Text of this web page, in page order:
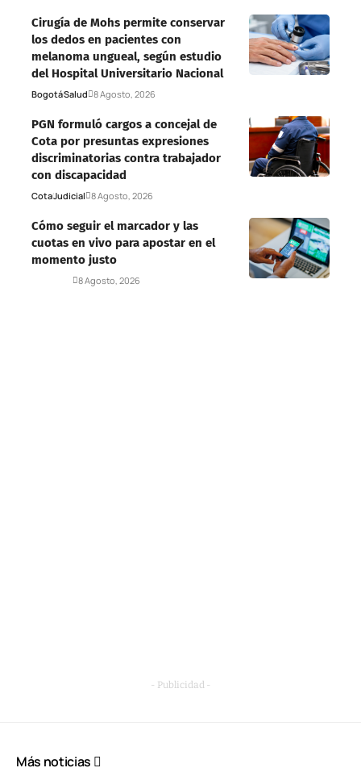
Cirugía de Mohs permite conservar
los dedos en pacientes con
melanoma ungueal, según estudio
del Hospital Universitario Nacional
BogotáSalud 8 Agosto, 2026
PGN formuló cargos a concejal de
Cota por presuntas expresiones
discriminatorias contra trabajador
con discapacidad
CotaJudicial 8 Agosto, 2026
Cómo seguir el marcador y las
cuotas en vivo para apostar en el
momento justo
8 Agosto, 2026
- Publicidad -
Más noticias